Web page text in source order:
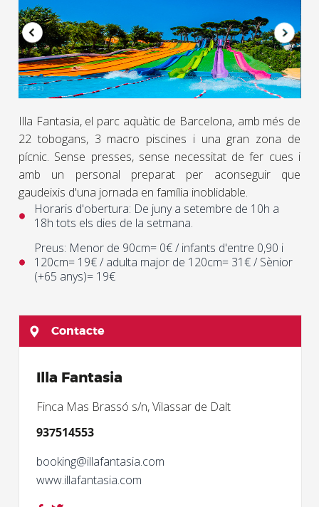
(2 de 2)
Illa Fantasia, el parc aquàtic de Barcelona, amb més de
22 tobogans, 3 macro piscines i una gran zona de
pícnic. Sense presses, sense necessitat de fer cues i
amb un personal preparat per aconseguir que
gaudeixis d'una jornada en família inoblidable.
Horaris d'obertura: De juny a setembre de 10h a
18h tots els dies de la setmana.
Preus: Menor de 90cm= 0€ / infants d'entre 0,90 i
120cm= 19€ / adulta major de 120cm= 31€ / Sènior
(+65 anys)= 19€
Contacte
Illa Fantasia
Finca Mas Brassó s/n, Vilassar de Dalt
937514553
booking@illafantasia.com
www.illafantasia.com